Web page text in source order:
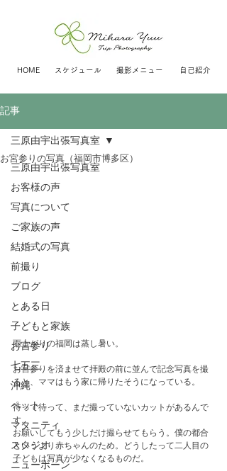
HOME スケジュール 撮影メニュー 自己紹介
記事
三原由宇出張写真室
お客様の声
写真について
ご家族の声
結婚式の写真
前撮り
ブログ
とある日
子どもと家族
お宮参り
七五三
沖縄
ペット
マタニティ
スタジオ
ニューボーン
三原由宇出張写真室
お宮参りの写真（福岡市博多区）
雨上がりの福岡は蒸し暑い。
お宮参りを済ませて拝殿の前に並んで記念写真を撮
ると、ママはもう家に帰りたそうになっている。
待って待って、まだ撮っていないカットがあるんで
す。
お願いしてもう少しだけ撮らせてもらう。僕の都合
というより赤ちゃんのため。どうしたって二人目の
子どもは写真が少なくなるものだ。